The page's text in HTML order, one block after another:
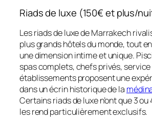
Riads de luxe (150€ et plus/
Les riads de luxe de Marrakech
plus grands hôtels du monde, tout
une dimension intime et unique.
spas complets, chefs privés,
établissements proposent une
dans un écrin historique de la
Certains riads de luxe n’ont que 3
les rend particulièrement exclusifs.